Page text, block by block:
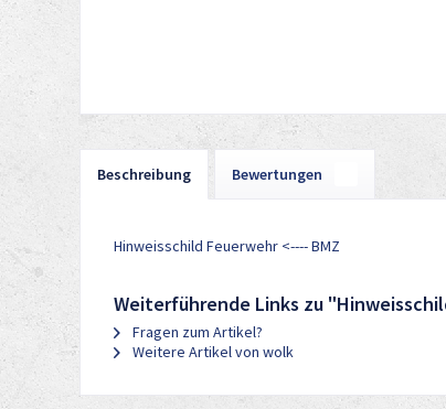
Beschreibung Bewertungen
Hinweisschild Feuerwehr <---- BMZ
Weiterführende Links zu
Fragen zum Artikel?
Weitere Artikel von wolk